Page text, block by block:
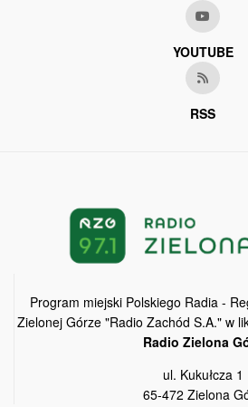
YOUTUBE
RSS
Program miejski Polskiego Radia -
Zielonej Górze "Radio Zachód S.A." w
Radio Zielona
ul. Kukułcza 1
65-472 Zielona